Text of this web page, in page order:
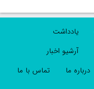
یادداشت
آرشیو اخبار
درباره ما تماس با ما